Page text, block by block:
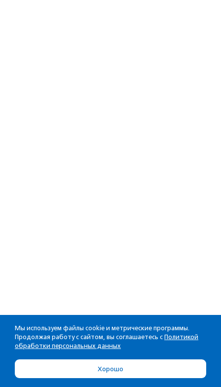
Мы используем файлы cookie и метрические программы.
Продолжая работу с сайтом, вы соглашаетесь с Политикой
обработки персональных данных
Хорошо